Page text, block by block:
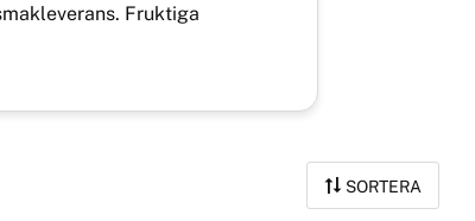
Fruktiga
SORTERA